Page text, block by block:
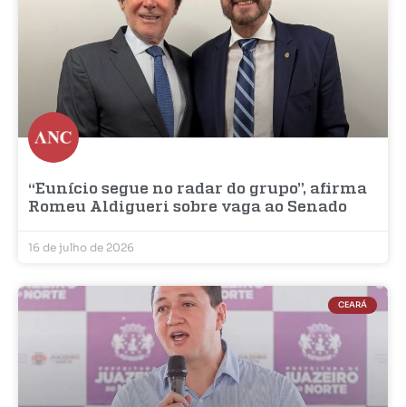
“Eunício segue no radar do grupo”, afirma
Romeu Aldigueri sobre vaga ao Senado
16 de julho de 2026
CEARÁ